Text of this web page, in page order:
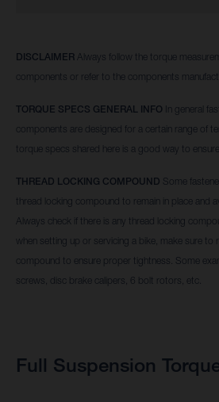
DISCLAIMER Always follow the torque
components or refer to the components
TORQUE SPECS GENERAL INFO In general
components are designed for a certain range of
torque specs shared here is a good way to
THREAD LOCKING COMPOUND Some
thread locking compound to remain in place and
Always check if there is any thread locking
when setting up or servicing a bike, make sure to
compound to ensure proper tightness. Some
screws, disc brake calipers, 6 bolt rotors, etc.
Full Suspension